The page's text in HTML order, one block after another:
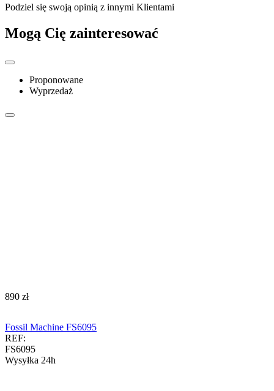
Podziel się swoją opinią z innymi Klientami
Mogą Cię zainteresować
Proponowane
Wyprzedaż
‍890‍ zł
Fossil Machine FS6095
REF:
FS6095
Wysyłka 24h